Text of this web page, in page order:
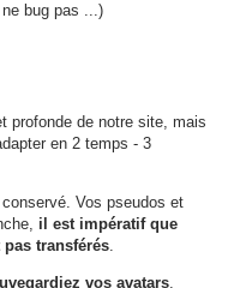
bug pas ...)
profonde de notre site, mais
en 2 temps - 3
Vos pseudos et
il est impératif que
transférés.
vos avatars.